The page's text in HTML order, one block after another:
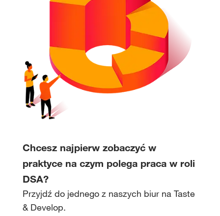
Chcesz najpierw zobaczyć w
praktyce na czym polega praca w roli
DSA?
Przyjdź do jednego z naszych biur na Taste
& Develop.